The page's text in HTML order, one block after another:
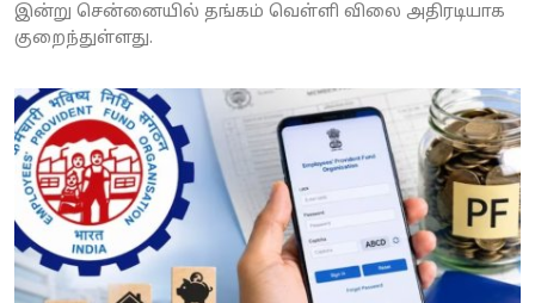
இன்று சென்னையில் தங்கம் வெள்ளி விலை அதிரடியாக
குறைந்துள்ளது.